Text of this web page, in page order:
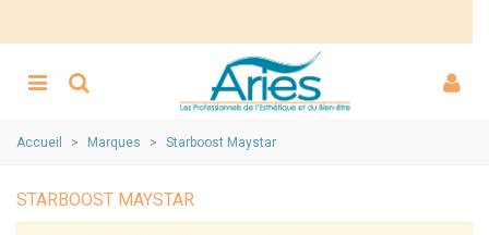
Accueil > Marques > Starboost Maystar
STARBOOST MAYSTAR